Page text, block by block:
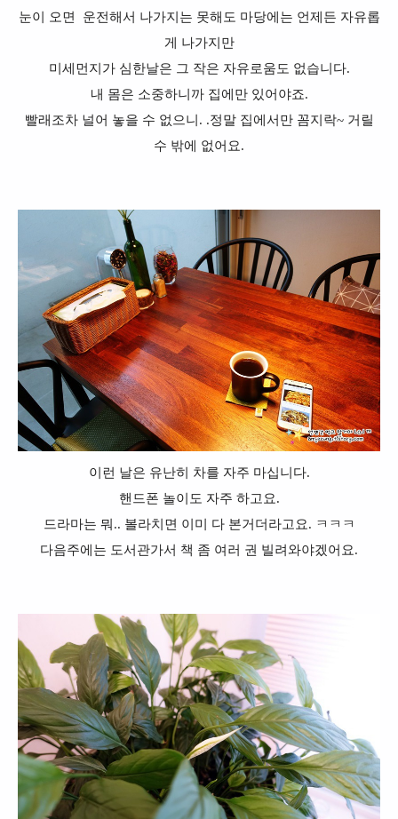
눈이 오면 운전해서 나가지는 못해도 마당에는 언제든 자유롭
게 나가지만
미세먼지가 심한날은 그 작은 자유로움도 없습니다.
내 몸은 소중하니까 집에만 있어야죠.
빨래조차 널어 놓을 수 없으니. .정말 집에서만 꼼지락~ 거릴
수 밖에 없어요.
이런 날은 유난히 차를 자주 마십니다.
핸드폰 놀이도 자주 하고요.
드라마는 뭐.. 볼라치면 이미 다 본거더라고요. ㅋㅋㅋ
다음주에는 도서관가서 책 좀 여러 권 빌려와야겠어요.